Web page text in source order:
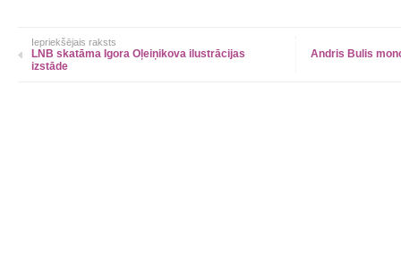
Iepriekšējais raksts
LNB skatāma Igora Oļeiņikova ilustrācijas
izstāde
Andris Bulis